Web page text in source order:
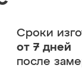
Сроки
от 7 дней
после